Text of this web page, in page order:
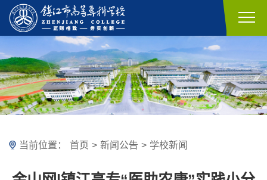
当前位置： 首页 > 新闻公告 > 学校新闻